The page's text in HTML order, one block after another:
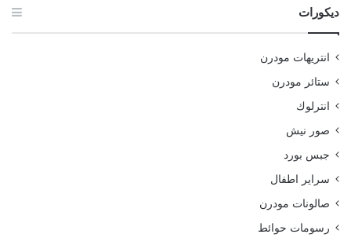
ديكورات
انتريهات مودرن
ستائر مودرن
انترلوك
صور نيش
جبس بورد
سراير اطفال
صالونات مودرن
رسومات حوائط